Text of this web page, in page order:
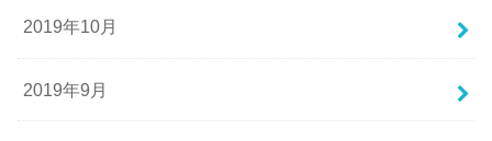
2019年10月
2019年9月